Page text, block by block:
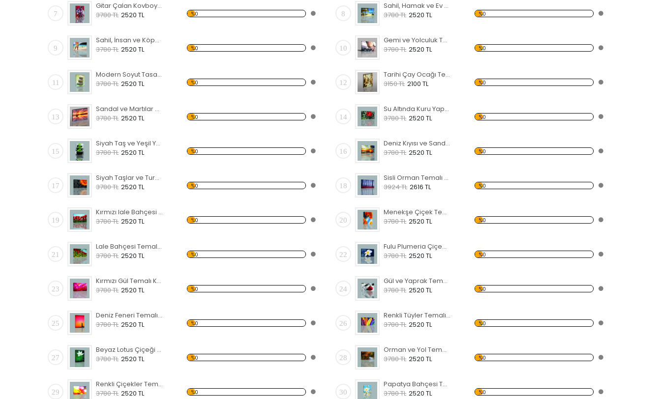
7
Gitar Çalan Kovboy Temalı Kanvas Tablo
3780 TL 2520 TL %0 8
Sahil, Hamak ve Ev Temalı Kanvas Tablo
3780 TL 2520 TL %0
9
Sahil, İnsan ve Köpek Kanvas Tablo
3780 TL 2520 TL %0 10
Gemi ve Yolculuk Temalı Kanvas Tablo
3780 TL 2520 TL %0
11
Modern Soyut Tasarım 40 Kanvas Tablo
3780 TL 2520 TL %0 12
Tarihi Çay Ocağı Temalı Kanvas Tablo
3150 TL 2100 TL %0
13
Sandal ve Martılar Kanvas Tablo
3780 TL 2520 TL %0 14
Su Altında Kuru Yaprak Kanvas Tablo
3780 TL 2520 TL %0
15
Siyah Taş ve Yeşil Yapraklar Kanvas Tablo
3780 TL 2520 TL %0 16
Deniz Kıyısı ve Sandal Kanvas Tablo
3780 TL 2520 TL %0
17
Siyah Taşlar ve Turuncu Çiçek Kanvas Tablo
3780 TL 2520 TL %0 18
Sisli Orman Temalı Kanvas Tablo
3924 TL 2616 TL %0
19
Kırmızı lale Bahçesi Temalı Kanvas Tablo
3780 TL 2520 TL %0 20
Menekşe Çiçek Temalı Kanvas Tablo
3780 TL 2520 TL %0
21
Lale Bahçesi Temalı Kanvas Tablo
3780 TL 2520 TL %0 22
Fulu Plumeria Çiçeği Temalı Kanvas Tablo
3780 TL 2520 TL %0
23
Kırmızı Gül Temalı Kanvas Tablo
3780 TL 2520 TL %0 24
Gül ve Yaprak Temalı Kanvas Tablo
3780 TL 2520 TL %0
25
Deniz Feneri Temalı Kanvas Tablo
3780 TL 2520 TL %0 26
Renkli Tüyler Temalı Kanvas Tablo
3780 TL 2520 TL %0
27
Beyaz Lotus Çiçeği Temalı Kanvas Tablo
3780 TL 2520 TL %0 28
Orman ve Yol Temalı Kanvas Tablo
3780 TL 2520 TL %0
29
Renkli Çiçekler Temalı Kanvas Tablo
3780 TL 2520 TL %0 30
Papatya Bahçesi Temalı Kanvas Tablo
3780 TL 2520 TL %0